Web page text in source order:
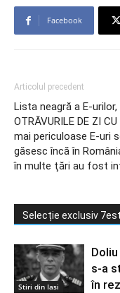
Facebook
Articolul precedent
Lista neagră a E-urilor,
OTRĂVURILE DE ZI
mai periculoase E-uri
găsesc încă în
în multe ţări au fost
Selecție exclusiv 7est
Stiri din Iasi
s-a
în